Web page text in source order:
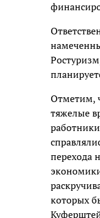
Отметим,
тяжелые
перехода
которых